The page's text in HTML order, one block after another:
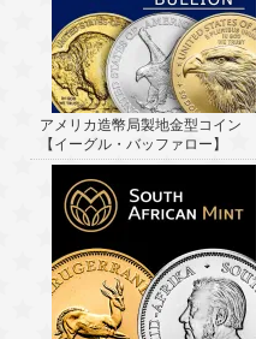
アメリカ造幣局製地金型コイン
【イーグル・バッファロー】